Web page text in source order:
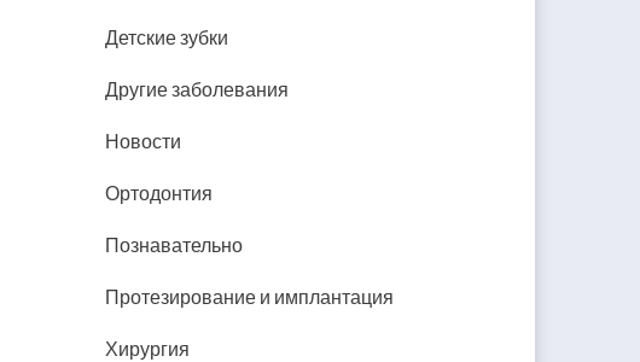
Детские зубки
Другие заболевания
Новости
Ортодонтия
Познавательно
Протезирование и имплантация
Хирургия